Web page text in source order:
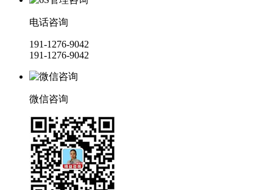
电话咨询
191-1276-9042
191-1276-9042
微信咨询